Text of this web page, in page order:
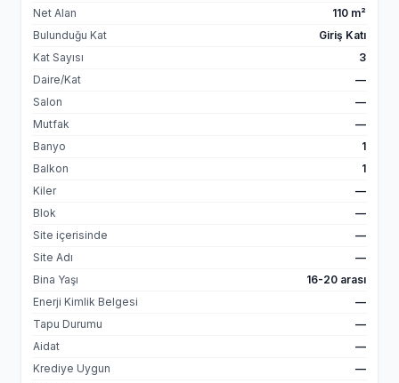
Net Alan
110 m²
Bulunduğu Kat
Giriş Katı
Kat Sayısı
3
Daire/Kat
—
Salon
—
Mutfak
—
Banyo
1
Balkon
1
Kiler
—
Blok
—
Site içerisinde
—
Site Adı
—
Bina Yaşı
16-20 arası
Enerji Kimlik Belgesi
—
Tapu Durumu
—
Aidat
—
Krediye Uygun
—